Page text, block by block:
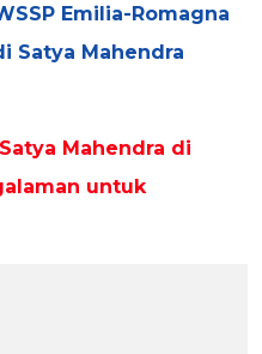
Emilia-Romagna
Satya Mahendra
Mahendra di
untuk